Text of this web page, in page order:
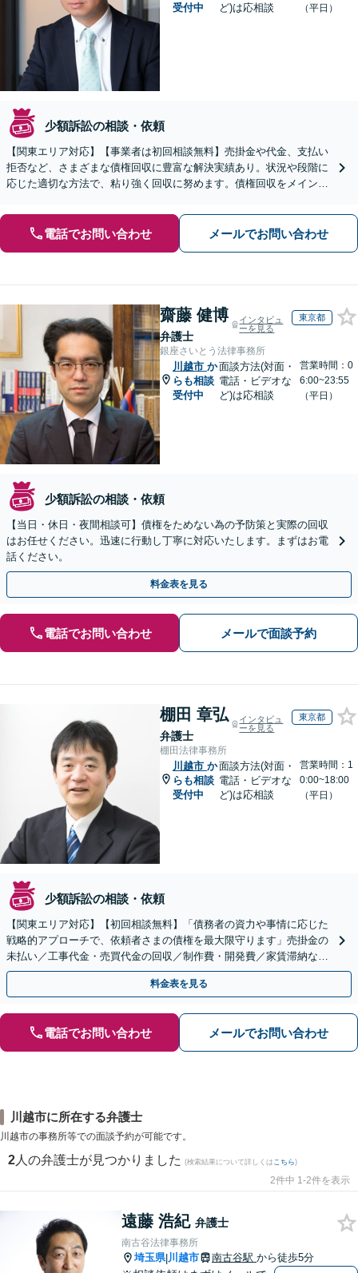
受付中
ど)は応相談
（平日）
少額訴訟の相談・依頼
【関東エリア対応】【事業者は初回相談無料】売掛金や代金、支払い
拒否など、さまざまな債権回収に豊富な解決実績あり。状況や段階に
応じた適切な方法で、粘り強く回収に努めます。債権回収をメインと
電話でお問い合わせ メールでお問い合わせ
齋藤 健博
弁護士
インタビュ
ーを見る
東京都
銀座さいとう法律事務所
川越市 か
らも相談
受付中
面談方法(対面・
電話・ビデオな
ど)は応相談
営業時間：0
6:00~23:55
（平日）
少額訴訟の相談・依頼
【当日・休日・夜間相談可】債権をためない為の予防策と実際の回収
はお任せください。迅速に行動し丁寧に対応いたします。まずはお電
話ください。
料金表を見る
電話でお問い合わせ メールで面談予約
棚田 章弘
弁護士
インタビュ
ーを見る
東京都
棚田法律事務所
川越市 か
らも相談
受付中
面談方法(対面・
電話・ビデオな
ど)は応相談
営業時間：1
0:00~18:00
（平日）
少額訴訟の相談・依頼
【関東エリア対応】【初回相談無料】「債務者の資力や事情に応じた
戦略的アプローチで、依頼者さまの債権を最大限守ります」売掛金の
未払い／工事代金・売買代金の回収／制作費・開発費／家賃滞納な
ど、事業活動で発生するあらゆる債権回収に実績あり
料金表を見る
電話でお問い合わせ メールでお問い合わせ
川越市に所在する弁護士
川越市の事務所等での面談予約が可能です。
2 人の弁護士が見つかりました (検索結果について詳しくは こちら)
2件中 1-2件を表示
遠藤 浩紀 弁護士
南古谷法律事務所
埼玉県|川越市 南古谷駅 から徒歩5分